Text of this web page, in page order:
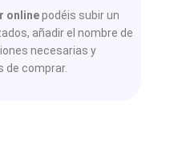
onlinepodéis subir un
añadir el nombre de
necesarias y
de comprar.